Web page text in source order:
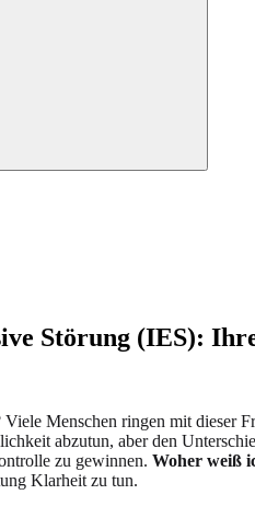
Störung (IES):
Menschen ringen mit dieser
abzutun, aber den
zu gewinnen. Woher weiß
Klarheit zu tun.